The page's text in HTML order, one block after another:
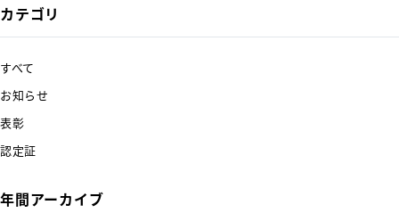
カテゴリ
すべて
お知らせ
表彰
認定証
年間アーカイブ